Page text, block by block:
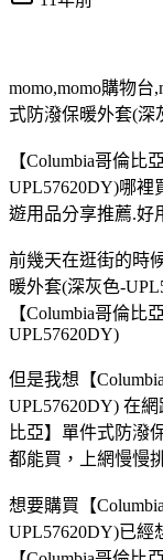
momo,momo購物
式防潑保暖外套(
【Columbia哥倫
UPL57620DY)哪裡
遊用品分享推薦.好
前幾天在逛街的時
暖外套(深灰色-
【Columbia哥倫
UPL57620DY)
但是我想【
UPL57620DY) 在
比亞】單件式防潑
都能買，上網慢慢
想要購買【
UPL57620DY)已經